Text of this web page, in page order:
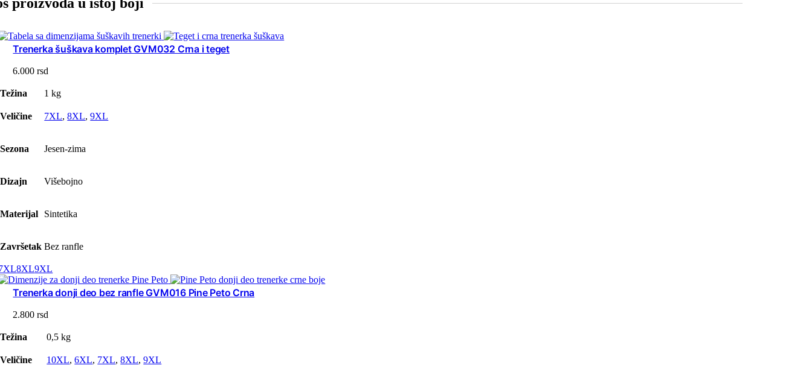
proizvoda u istoj boji
Trenerka šuškava komplet GVM032 Crna i teget
6.000rsd
Težina 1 kg
Veličine 7XL,8XL,9XL
Sezona Jesen-zima
Dizajn Višebojno
Materijal Sintetika
Završetak Bez ranfle
8XL9XL
Trenerka donji deo bez ranfle GVM016 Pine Peto Crna
2.800rsd
Težina 0,5 kg
Veličine 10XL,6XL, 7XL,8XL,9XL